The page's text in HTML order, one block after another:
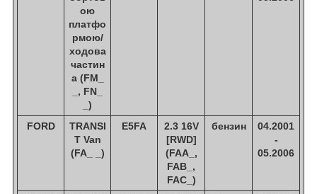
ою
платфо
рмою/
ходова
частин
а (FM_
_, FN_
_)
FORD
TRANSI
T Van
(FA_ _)
E5FA
2.3 16V
[RWD]
(FAA_,
FAB_,
FAC_)
бензин
04.2001
-
05.2006